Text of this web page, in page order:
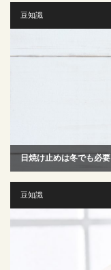
豆知識
日焼け止めは冬でも必
豆知識